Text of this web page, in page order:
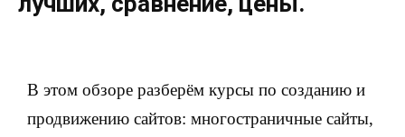
В этом обзоре разберём курсы по созданию и
продвижению сайтов: многостраничные сайты,